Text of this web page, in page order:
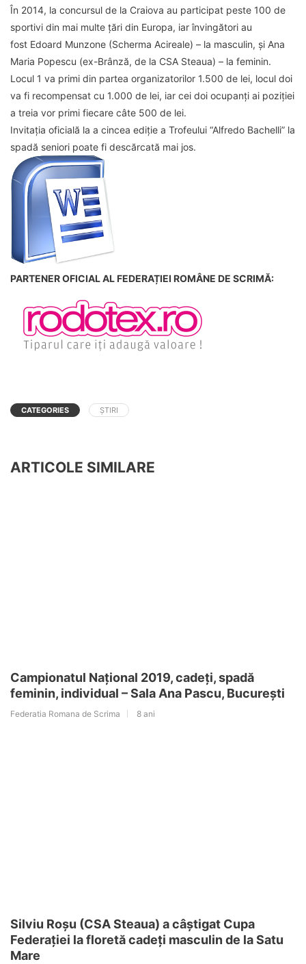
În 2014, la concursul de la Craiova au participat peste 100 de
sportivi din mai multe țări din Europa, iar învingători au
fost Edoard Munzone (Scherma Acireale) – la masculin, și Ana
Maria Popescu (ex-Brânză, de la CSA Steaua) – la feminin.
Locul 1 va primi din partea organizatorilor 1.500 de lei, locul doi
va fi recompensat cu 1.000 de lei, iar cei doi ocupanți ai poziției
a treia vor primi fiecare câte 500 de lei.
Invitația oficială la a cincea ediție a Trofeului “Alfredo Bachelli” la
spadă seniori poate fi descărcată mai jos.
PARTENER OFICIAL AL FEDERAȚIEI ROMÂNE DE SCRIMĂ:
CATEGORIES ȘTIRI
ARTICOLE SIMILARE
Campionatul Naţional 2019, cadeţi, spadă
feminin, individual – Sala Ana Pascu, Bucureşti
Federatia Romana de Scrima 8 ani
Silviu Roșu (CSA Steaua) a câștigat Cupa
Federației la floretă cadeți masculin de la Satu
Mare